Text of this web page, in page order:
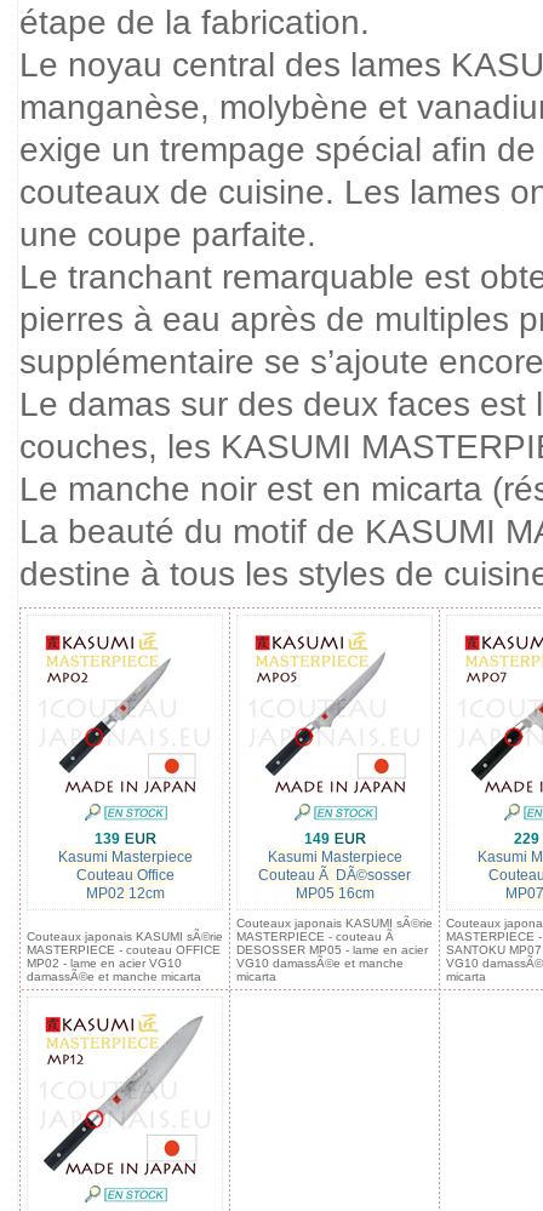
étape de la fabrication.
Le noyau central des lames
manganèse, molybène et
exige un trempage spécial afin
couteaux de cuisine. Les lames
une coupe parfaite.
Le tranchant remarquable est
pierres à eau après de multiples
supplémentaire se s’ajoute
Le damas sur des deux faces est
couches, les KASUMI
Le manche noir est en micarta
La beauté du motif de KASUMI
destine à tous les styles de
139
Kasumi Masterpiece
Couteau Office
MP02 12cm
Couteaux japonais KASUMI sÃ©rie
MASTERPIECE - couteau OFFICE
MP02 - lame en acier VG10
damassÃ©e et manche micarta
149
Kasumi Masterpiece
Couteau Ã DÃ©sosser
MP05 16cm
Couteaux japonais KASUMI sÃ©rie
MASTERPIECE - couteau Ã
DESOSSER MP05 - lame en acier
VG10 damassÃ©e et manche
micarta
229
Kasumi
Couteaux
MASTERPIECE
SANTOKU
VG10
micarta